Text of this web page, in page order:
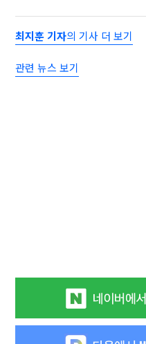
최지훈 기자의 기사 더 보기
관련 뉴스 보기